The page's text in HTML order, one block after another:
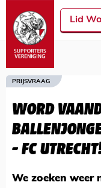
Lid
PRIJSVRAAG
WORD
- FC
We zoeken weer